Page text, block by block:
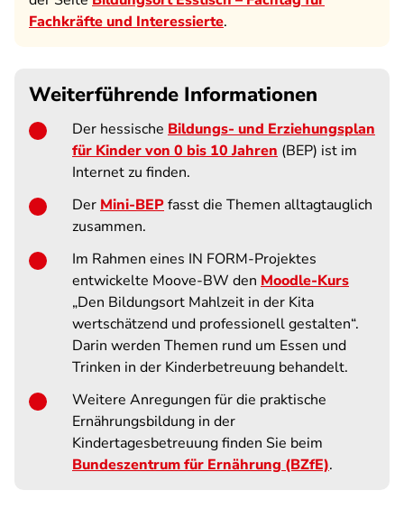
Fachkräfte und Interessierte.
Weiterführende Informationen
Der hessische Bildungs- und Erziehungsplan
für Kinder von 0 bis 10 Jahren (BEP) ist im
Internet zu finden.
Der Mini-BEPfasst die Themen alltagtauglich
zusammen.
Im Rahmen eines IN FORM-Projektes
entwickelte Moove-BW den Moodle-Kurs
„Den Bildungsort Mahlzeit in der Kita
wertschätzend und professionell gestalten“.
Darin werden Themen rund um Essen und
Trinken in der Kinderbetreuung behandelt.
Weitere Anregungen für die praktische
Ernährungsbildung in der
Kindertagesbetreuung finden Sie beim
Bundeszentrum für Ernährung (BZfE).